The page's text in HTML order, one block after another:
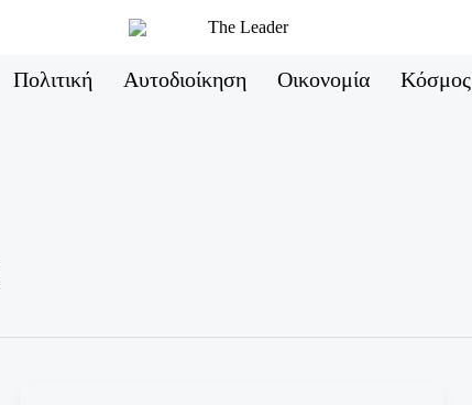
Πολιτική Αυτοδιοίκηση Οικονομία Κόσμος